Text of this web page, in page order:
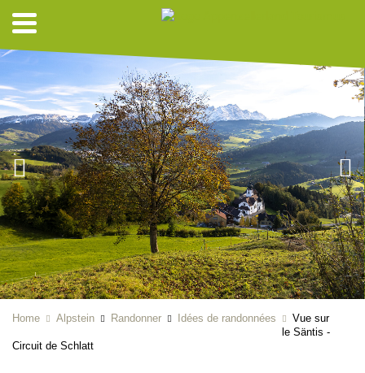
Home Alpstein Randonner Idées de randonnées
Vue sur
le Säntis -
Circuit de Schlatt